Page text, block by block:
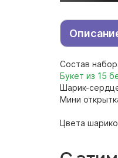
Состав
Букет из 15
Шарик-
Мини
Цвета